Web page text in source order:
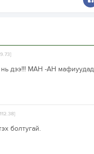
нь дээ!!! МАН -АН мафиуудад
болтугай.